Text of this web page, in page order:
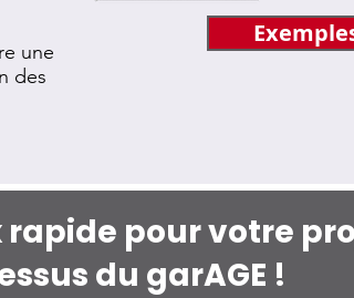
une
des
pour votre
du garAGE !